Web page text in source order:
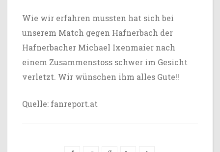
Wie wir erfahren mussten hat sich bei
unserem Match gegen Hafnerbach der
Hafnerbacher Michael Ixenmaier nach
einem Zusammenstoss schwer im Gesicht
verletzt. Wir wünschen ihm alles Gute!!
Quelle: fanreport.at